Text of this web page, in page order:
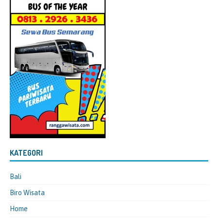
KATEGORI
Bali
Biro Wisata
Home